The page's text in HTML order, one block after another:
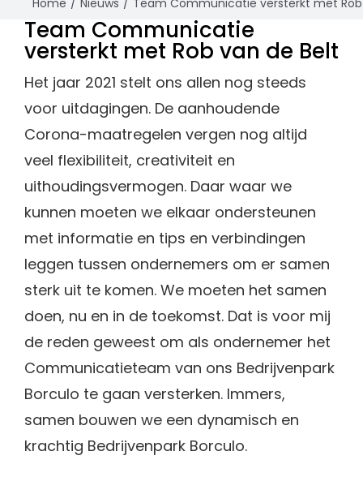
Team Communicatie
versterkt met Rob van de Belt
Het jaar 2021 stelt ons allen nog steeds
voor uitdagingen. De aanhoudende
Corona-maatregelen vergen nog altijd
veel flexibiliteit, creativiteit en
uithoudingsvermogen. Daar waar we
kunnen moeten we elkaar ondersteunen
met informatie en tips en verbindingen
leggen tussen ondernemers om er samen
sterk uit te komen. We moeten het samen
doen, nu en in de toekomst. Dat is voor mij
de reden geweest om als ondernemer het
Communicatieteam van ons Bedrijvenpark
Borculo te gaan versterken. Immers,
samen bouwen we een dynamisch en
krachtig Bedrijvenpark Borculo.